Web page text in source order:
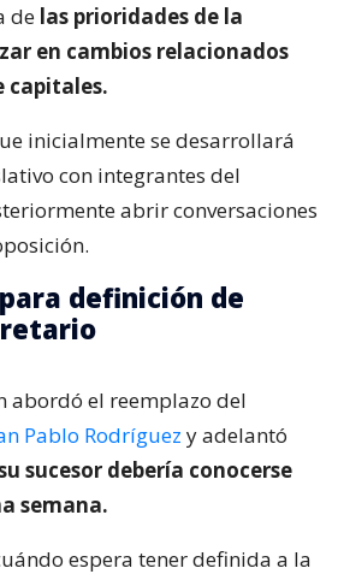
de las prioridades de la
en cambios relacionados
capitales.
inicialmente se desarrollará
con integrantes del
abrir conversaciones
definición de
abordó el reemplazo del
Pablo Rodríguez y adelantó
sucesor debería conocerse
semana.
espera tener definida a la